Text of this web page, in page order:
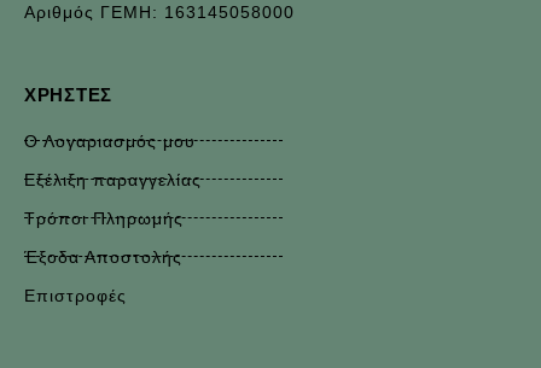
Αριθμός ΓΕΜΗ: 163145058000
ΧΡΉΣΤΕΣ
Ο Λογαριασμός μου
Εξέλιξη παραγγελίας
Τρόποι Πληρωμής
Έξοδα Αποστολής
Επιστροφές